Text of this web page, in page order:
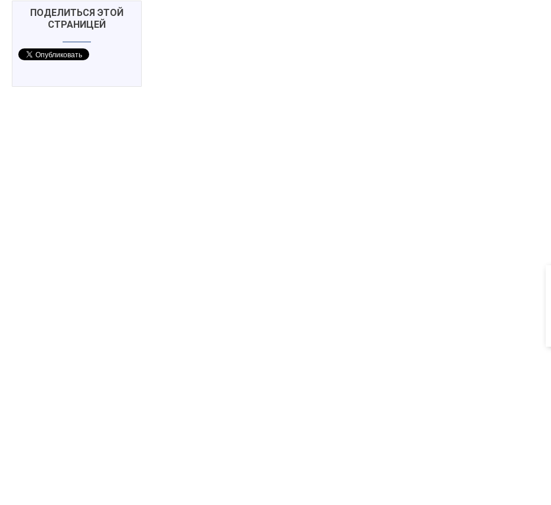
ПОДЕЛИТЬСЯ ЭТОЙ
СТРАНИЦЕЙ